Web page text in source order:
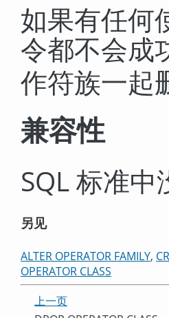
如果有任何
令都不会成
作符族一起
兼容性
SQL 标准中
另见
ALTER OPERATOR FAMILY,
OPERATOR CLASS
上一页